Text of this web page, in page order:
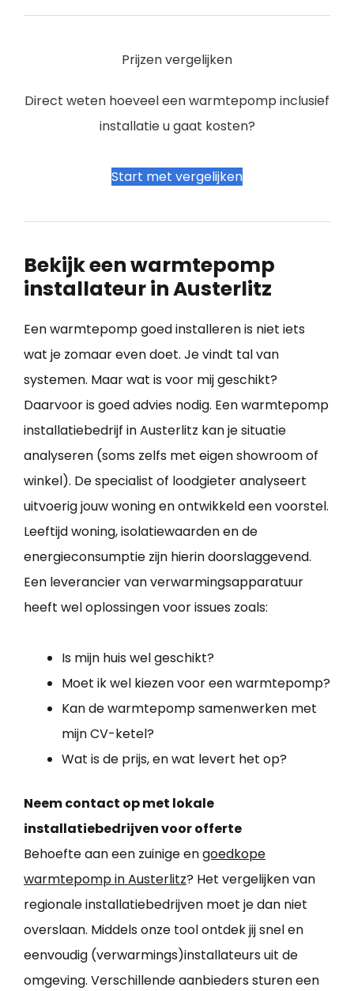
Prijzen vergelijken
Direct weten hoeveel een warmtepomp inclusief
installatie u gaat kosten?
Start met vergelijken
Bekijk een warmtepomp
installateur in Austerlitz
Een warmtepomp goed installeren is niet iets
wat je zomaar even doet. Je vindt tal van
systemen. Maar wat is voor mij geschikt?
Daarvoor is goed advies nodig. Een warmtepomp
installatiebedrijf in Austerlitz kan je situatie
analyseren (soms zelfs met eigen showroom of
winkel). De specialist of loodgieter analyseert
uitvoerig jouw woning en ontwikkeld een voorstel.
Leeftijd woning, isolatiewaarden en de
energieconsumptie zijn hierin doorslaggevend.
Een leverancier van verwarmingsapparatuur
heeft wel oplossingen voor issues zoals:
Is mijn huis wel geschikt?
Moet ik wel kiezen voor een warmtepomp?
Kan de warmtepomp samenwerken met
mijn CV-ketel?
Wat is de prijs, en wat levert het op?
Neem contact op met lokale
installatiebedrijven voor offerte
Behoefte aan een zuinige engoedkope
warmtepomp in Austerlitz? Het vergelijken van
regionale installatiebedrijven moet je dan niet
overslaan. Middels onze tool ontdek jij snel en
eenvoudig (verwarmings)installateurs uit de
omgeving. Verschillende aanbieders sturen een